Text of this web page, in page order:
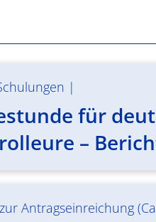
|
für
–
Antragseinreichung